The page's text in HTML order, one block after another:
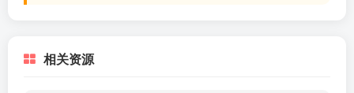
相关资源